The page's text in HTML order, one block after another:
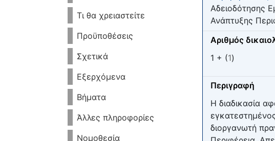
Τι θα χρειαστείτε
Προϋποθέσεις
Σχετικά
Εξερχόμενα
Βήματα
Άλλες πληροφορίες
Νομοθεσία
Αδειοδότησης
Ανάπτυξης
Αριθμός
1 + (1)
Περιγραφή
Η διαδικασία
διοργανωτή